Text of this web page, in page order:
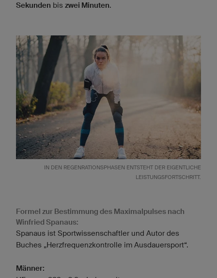
Sekunden bis zwei Minuten.
IN DEN REGENRATIONSPHASEN ENTSTEHT DER EIGENTLICHE
LEISTUNGSFORTSCHRITT.
Formel zur Bestimmung des Maximalpulses nach
Winfried Spanaus:
Spanaus ist Sportwissenschaftler und Autor des
Buches „Herzfrequenzkontrolle im Ausdauersport“.
Männer: